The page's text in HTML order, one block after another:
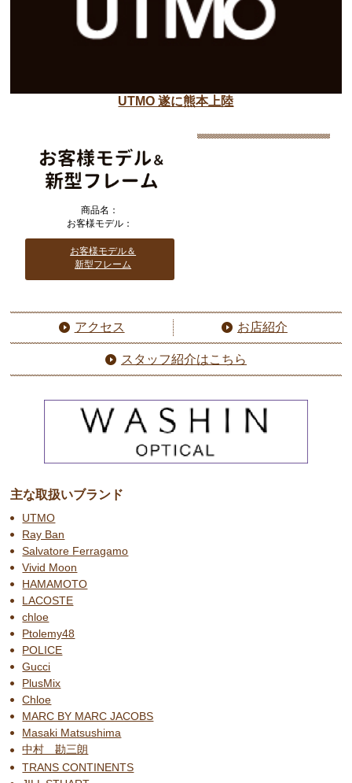
UTMO 遂に熊本上陸
商品名：
お客様モデル：
お客様モデル＆
新型フレーム
アクセス お店紹介
スタッフ紹介はこちら
主な取扱いブランド
UTMO
Ray Ban
Salvatore Ferragamo
Vivid Moon
HAMAMOTO
LACOSTE
chloe
Ptolemy48
POLICE
Gucci
PlusMix
Chloe
MARC BY MARC JACOBS
Masaki Matsushima
中村 勘三朗
TRANS CONTINENTS